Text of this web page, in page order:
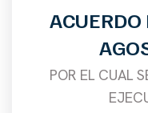
POR EL CUAL